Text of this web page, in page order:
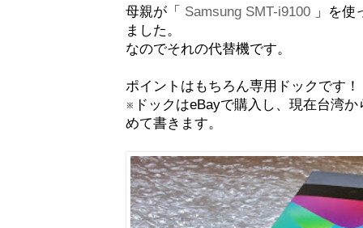
母親が「 Samsung SMT-i9100 」
を使
ました。
なのでそれの代替機です。
ポイントはもちろん専用ドックです！
※ドックはeBayで購入し、現在台湾
めて書きます。